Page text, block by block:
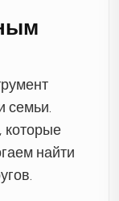
семьи.
которые
найти